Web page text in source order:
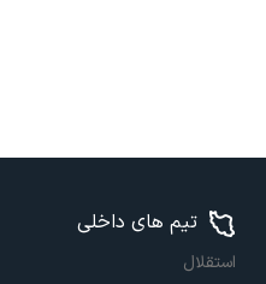
تیم های داخلی
استقلال